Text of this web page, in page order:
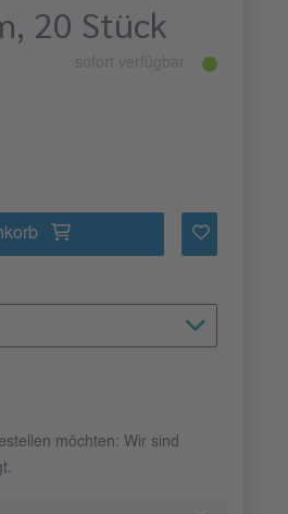
20 Stück
sofort verfügbar
möchten: Wir sind